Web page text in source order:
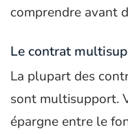
comprendre avant
Le contrat
La plupart des
sont multisupport.
épargne entre le